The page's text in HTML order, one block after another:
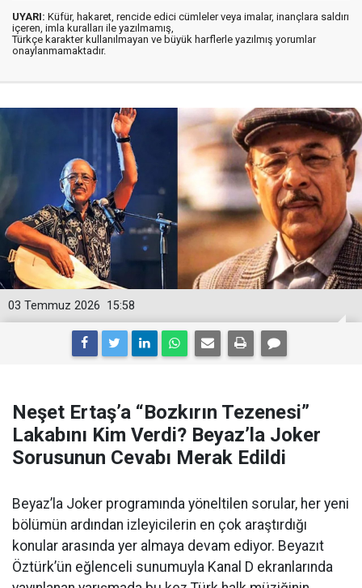
UYARI: Küfür, hakaret, rencide edici cümleler veya imalar, inançlara saldırı
içeren, imla kuralları ile yazılmamış,
Türkçe karakter kullanılmayan ve büyük harflerle yazılmış yorumlar
onaylanmamaktadır.
15:58
03 Temmuz 2026
Neşet Ertaş’a “Bozkırın Tezenesi”
Lakabını Kim Verdi? Beyaz’la Joker
Sorusunun Cevabı Merak Edildi
Beyaz’la Joker programında yöneltilen sorular, her yeni
bölümün ardından izleyicilerin en çok araştırdığı
konular arasında yer almaya devam ediyor. Beyazıt
Öztürk’ün eğlenceli sunumuyla Kanal D ekranlarında